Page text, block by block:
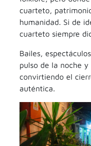
cuarteto,
humanidad. Si de
cuarteto siempre
Bailes,
pulso de la noche
convirtiendo el
auténtica.